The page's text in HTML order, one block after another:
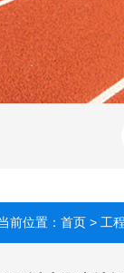
前位置：首页 > 工